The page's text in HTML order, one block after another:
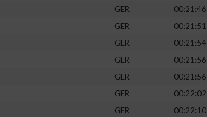
GER
00:21:46
GER
00:21:51
GER
00:21:54
GER
00:21:56
GER
00:21:56
GER
00:22:02
GER
00:22:10